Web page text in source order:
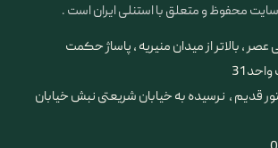
محفوظ و متعلق با استنلی ایران است .
عصر ، بالاتر از میدان منیریه ، پاساژ حکمت
31
قدیم ، نرسیده به خیابان شریعتی نبش خیابان